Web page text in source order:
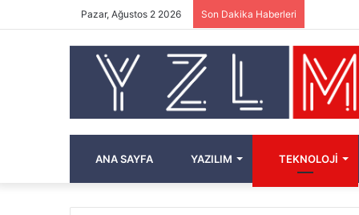
Pazar, Ağustos 2 2026 Son Dakika Haberleri
ANA SAYFA YAZILIM TEKNOLOJI